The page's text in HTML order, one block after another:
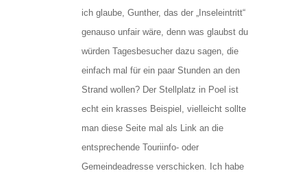
ich glaube, Gunther, das der „Inseleintritt“
genauso unfair wäre, denn was glaubst du
würden Tagesbesucher dazu sagen, die
einfach mal für ein paar Stunden an den
Strand wollen? Der Stellplatz in Poel ist
echt ein krasses Beispiel, vielleicht sollte
man diese Seite mal als Link an die
entsprechende Touriinfo- oder
Gemeindeadresse verschicken. Ich habe